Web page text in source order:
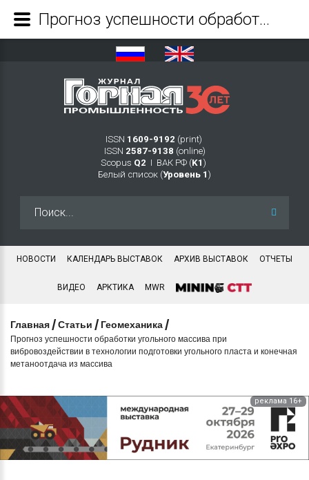
ISSN 1609-9192 (print)
ISSN 2587-9138 (online)
Scopus Q2 Ι ВАК РФ (K1 )
Белый список (Уровень 1 )
НОВОСТИ КАЛЕНДАРЬ ВЫСТАВОК АРХИВ ВЫСТАВОК ОТЧЕТЫ
ВИДЕО АРКТИКА MWR
Главная /Статьи / Геомеханика /
Прогноз успешности обработки угольного массива при
вибровоздействии в технологии подготовки угольного пласта и конечная
метаноотдача из массива
реклама 16+
Прогноз успешности обработки угольного массива при вибровоздействии в технологии подготовки угольного пласта и конечная метаноотдача из массива - Журнал Горная промышленность